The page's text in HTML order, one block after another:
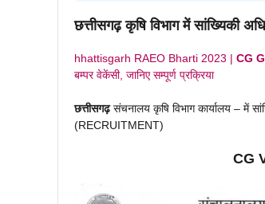
छत्तीसगढ़कृषि विभाग में सांख्यिकी
hhattisgarh RAEO Bharti 2023 | CG
बम्पर वेकेंसी, जानिए सम्पूर्ण प्रक्रिया
छत्तीसगढ़संचनालय कृषि विभाग कार्यालय – में
(RECRUITMENT)
CG